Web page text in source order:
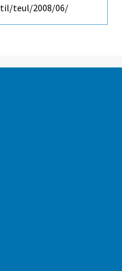
teul/2008/06/